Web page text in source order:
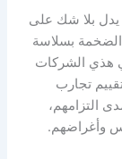
بلا شك على
الضخمة بسلاسة
هذي الشركات
تجارب
التزامهم،
وأغراضهم.